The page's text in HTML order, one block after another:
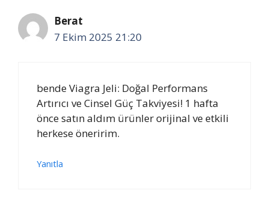
Berat
7 Ekim 2025 21:20
bende Viagra Jeli: Doğal Performans
Artırıcı ve Cinsel Güç Takviyesi! 1 hafta
önce satın aldım ürünler orijinal ve etkili
herkese öneririm.
Yanıtla